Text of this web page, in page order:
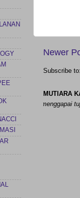
Newer
Subscribe to:
MUTIARA
menggapai tujuan